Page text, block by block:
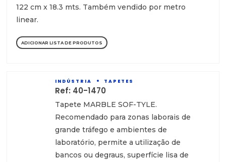
122 cm x 18.3 mts. Também vendido por metro
linear.
ADICIONAR LISTA DE PRODUTOS
INDÚSTRIA TAPETES
Ref: 40-1470
Tapete MARBLE SOF-TYLE.
Recomendado para zonas laborais de
grande tráfego e ambientes de
laboratório, permite a utilização de
bancos ou degraus, superfície lisa de